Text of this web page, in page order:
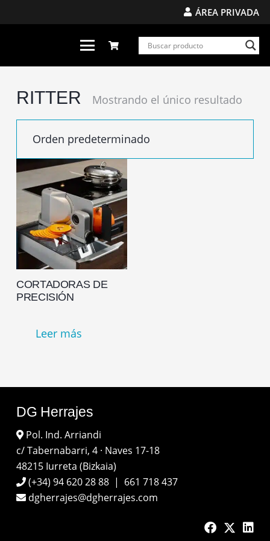
ÁREA PRIVADA
RITTER Mostrando el único resultado
CORTADORAS DE
PRECISIÓN
Leer más
DG Herrajes
Pol. Ind. Arriandi
c/ Tabernabarri, 4 · Naves 17-18
48215 Iurreta (Bizkaia)
(+34) 94 620 28 88 | 661 718 437
dgherrajes@dgherrajes.com